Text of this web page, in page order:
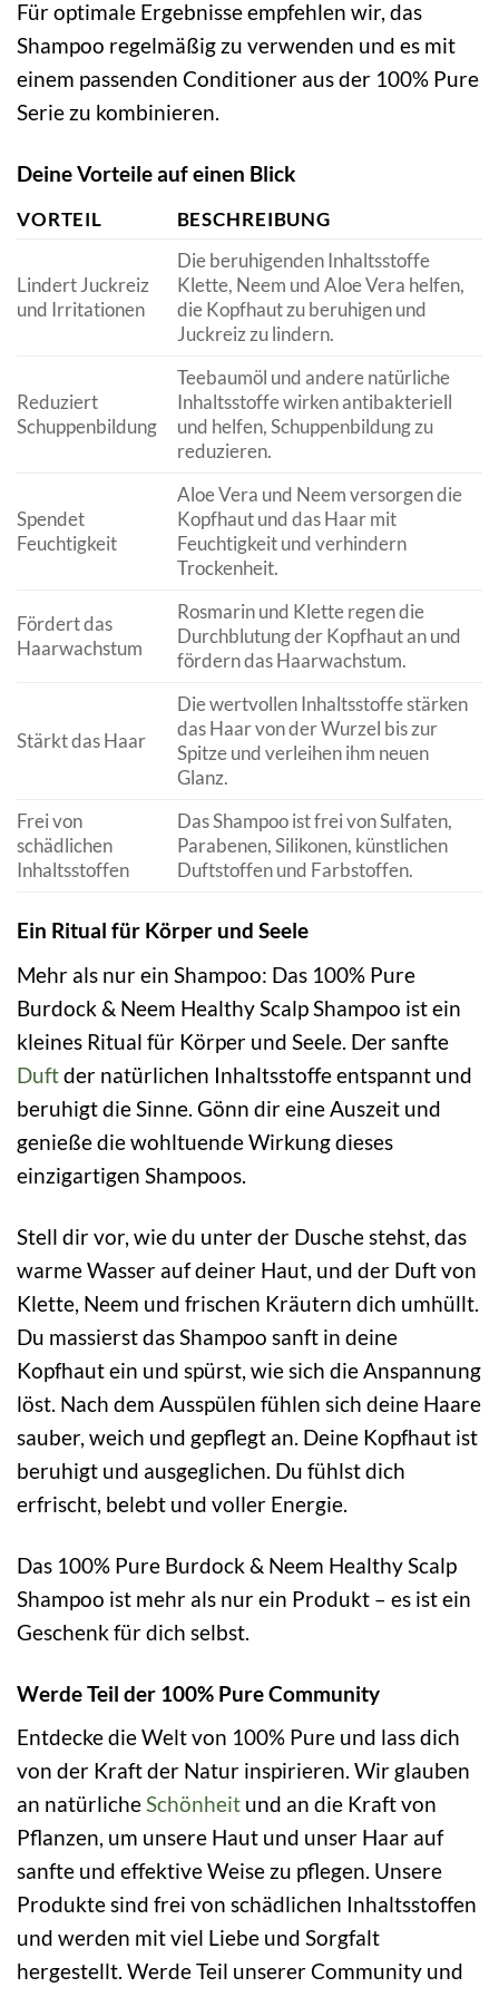
Für optimale Ergebnisse empfehlen wir, das
Shampoo regelmäßig zu verwenden und es mit
einem passenden Conditioner aus der 100% Pure
Serie zu kombinieren.
Deine Vorteile auf einen Blick
VORTEIL BESCHREIBUNG
Lindert Juckreiz
und Irritationen
Die beruhigenden Inhaltsstoffe
Klette, Neem und Aloe Vera helfen,
die Kopfhaut zu beruhigen und
Juckreiz zu lindern.
Reduziert
Schuppenbildung
Teebaumöl und andere natürliche
Inhaltsstoffe wirken antibakteriell
und helfen, Schuppenbildung zu
reduzieren.
Spendet
Feuchtigkeit
Aloe Vera und Neem versorgen die
Kopfhaut und das Haar mit
Feuchtigkeit und verhindern
Trockenheit.
Fördert das
Haarwachstum
Rosmarin und Klette regen die
Durchblutung der Kopfhaut an und
fördern das Haarwachstum.
Stärkt das Haar
Die wertvollen Inhaltsstoffe stärken
das Haar von der Wurzel bis zur
Spitze und verleihen ihm neuen
Glanz.
Frei von
schädlichen
Inhaltsstoffen
Das Shampoo ist frei von Sulfaten,
Parabenen, Silikonen, künstlichen
Duftstoffen und Farbstoffen.
Ein Ritual für Körper und Seele
Mehr als nur ein Shampoo: Das 100% Pure
Burdock & Neem Healthy Scalp Shampoo ist ein
kleines Ritual für Körper und Seele. Der sanfte
Duftder natürlichen Inhaltsstoffe entspannt und
beruhigt die Sinne. Gönn dir eine Auszeit und
genieße die wohltuende Wirkung dieses
einzigartigen Shampoos.
Stell dir vor, wie du unter der Dusche stehst, das
warme Wasser auf deiner Haut, und der Duft von
Klette, Neem und frischen Kräutern dich umhüllt.
Du massierst das Shampoo sanft in deine
Kopfhaut ein und spürst, wie sich die Anspannung
löst. Nach dem Ausspülen fühlen sich deine Haare
sauber, weich und gepflegt an. Deine Kopfhaut ist
beruhigt und ausgeglichen. Du fühlst dich
erfrischt, belebt und voller Energie.
Das 100% Pure Burdock & Neem Healthy Scalp
Shampoo ist mehr als nur ein Produkt – es ist ein
Geschenk für dich selbst.
Werde Teil der 100% Pure Community
Entdecke die Welt von 100% Pure und lass dich
von der Kraft der Natur inspirieren. Wir glauben
an natürlicheSchönheit und an die Kraft von
Pflanzen, um unsere Haut und unser Haar auf
sanfte und effektive Weise zu pflegen. Unsere
Produkte sind frei von schädlichen Inhaltsstoffen
und werden mit viel Liebe und Sorgfalt
hergestellt. Werde Teil unserer Community und